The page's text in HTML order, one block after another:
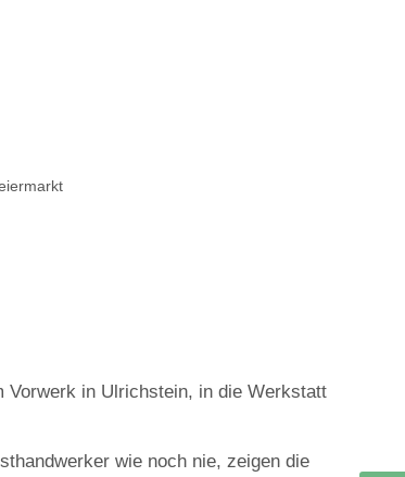
Vorwerk in Ulrichstein, in die Werkstatt
wie noch nie, zeigen die